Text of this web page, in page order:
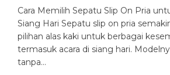
Cara Memilih Sepatu Slip On Pria
Siang Hari Sepatu slip on pria
pilihan alas kaki untuk berbagai
termasuk acara di siang hari.
tanpa…